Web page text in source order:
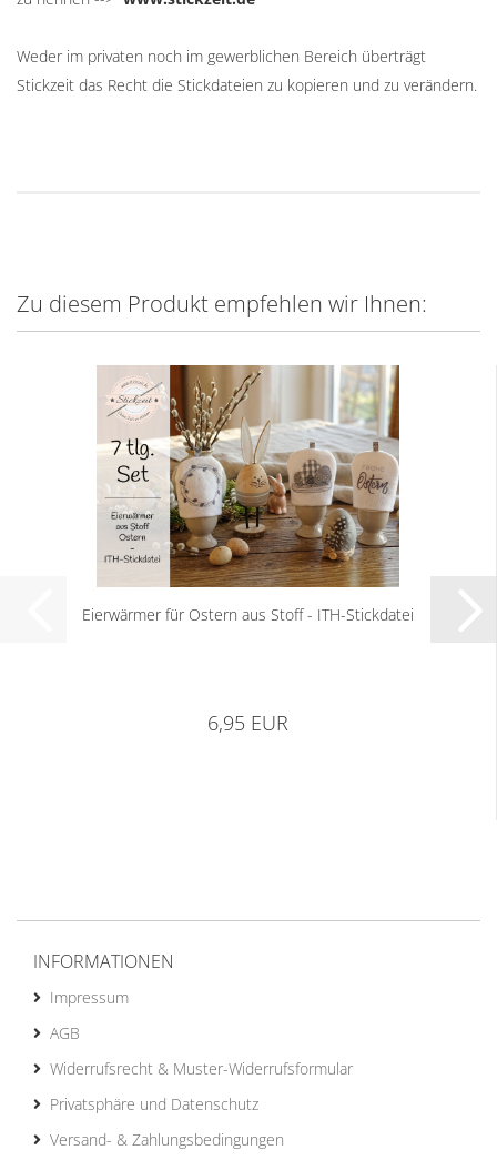
Weder im privaten noch im gewerblichen Bereich überträgt
Stickzeit das Recht die Stickdateien zu kopieren und zu verändern.
Zu diesem Produkt empfehlen wir Ihnen:
Eierwärmer für Ostern aus Stoff - ITH-Stickdatei
6,95 EUR
INFORMATIONEN
Impressum
AGB
Widerrufsrecht & Muster-Widerrufsformular
Privatsphäre und Datenschutz
Versand- & Zahlungsbedingungen